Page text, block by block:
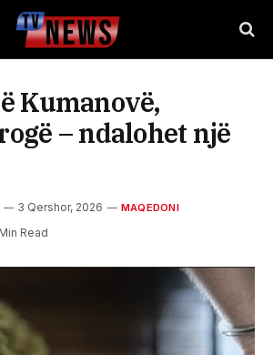
Kumanovë,
– ndalohet një
3 Qershor, 2026 MAQEDONI
Read